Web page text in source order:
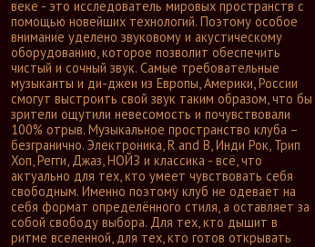
веке - это исследователь мировых пространств с
помощью новейших технологий. Поэтому особое
внимание уделено звуковому и акустическому
оборудованию, которое позволит обеспечить
чистый и сочный звук. Самые требовательные
музыканты и ди-джеи из Европы, Америки, России
смогут выстроить свой звук таким образом, что бы
зрители ощутили невесомость и почувствовали
100% отрыв. Музыкальное пространство клуба –
безгранично. Электроника, R and B, Инди Рок, Трип
Хоп, Регги, Джаз, НОЙЗ и классика - всё, что
актуально для тех, кто умеет чувствовать себя
свободным. Именно поэтому клуб не одевает на
себя формат определённого стиля, а оставляет за
собой свободу выбора. Для тех, кто дышит в
ритме вселенной, для тех, кто готов открывать